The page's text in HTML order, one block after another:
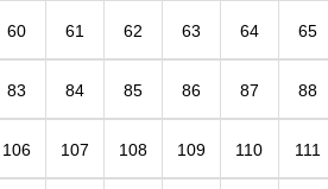
60 61 62 63 64 65
83 84 85 86 87 88
106 107 108 109 110 111